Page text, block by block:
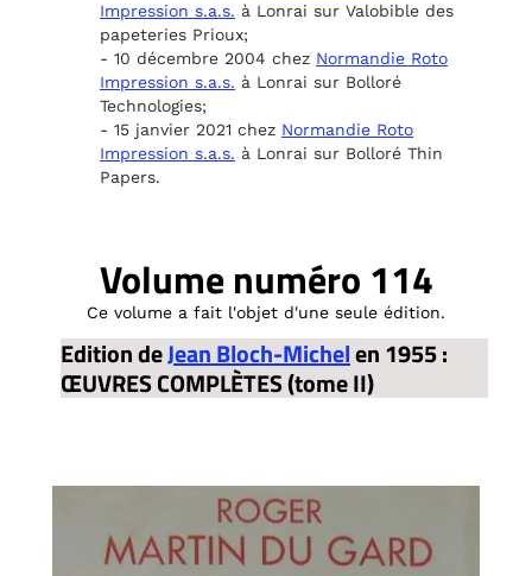
Volume numéro 114
Ce volume a fait l'objet d'une seule édition.
Edition deJean Bloch-Michelen 1955 :
ŒUVRES COMPLÈTES (tome II)
Impression s.a.s. à Lonrai sur Valobible des
papeteries Prioux;
- 10 décembre 2004 chez Normandie Roto
Impression s.a.s. à Lonrai sur Bolloré
Technologies;
- 15 janvier 2021 chez Normandie Roto
Impression s.a.s. à Lonrai sur Bolloré Thin
Papers.